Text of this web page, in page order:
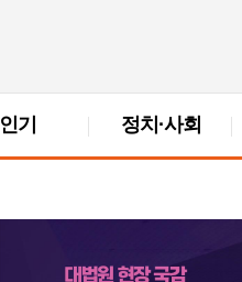
인기 정치·사회